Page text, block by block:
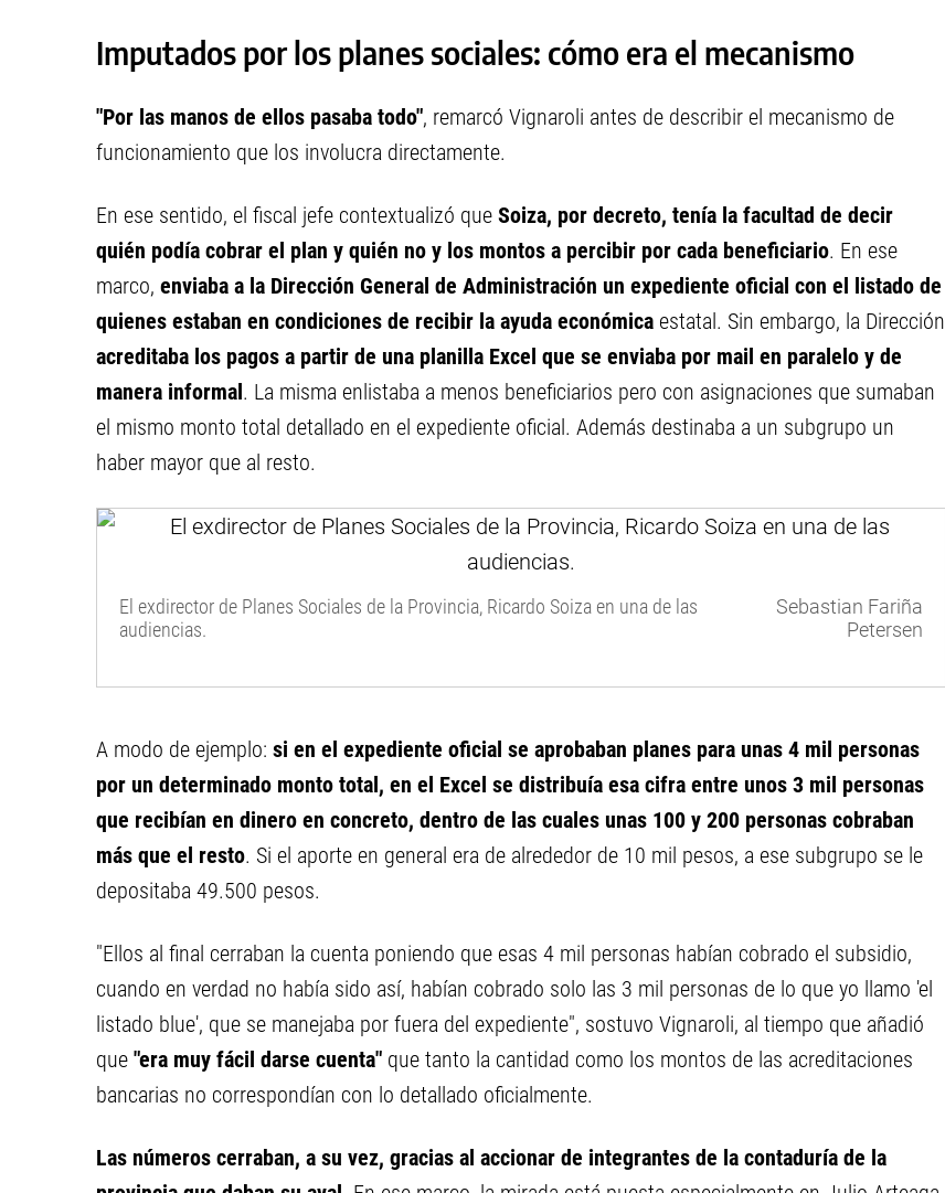
Imputados por los planes sociales: cómo era el mecanismo
"Por las manos de ellos pasaba todo", remarcó Vignaroli antes de describir el mecanismo de
funcionamiento que los involucra directamente.
En ese sentido, el fiscal jefe contextualizó que Soiza, por decreto, tenía la facultad de decir
quién podía cobrar el plan y quién no y los montos a percibir por cada beneficiario. En ese
marco, enviaba a la Dirección General de Administración un expediente oficial con el listado de
quienes estaban en condiciones de recibir la ayuda económica estatal. Sin embargo, la Dirección
acreditaba los pagos a partir de una planilla Excel que se enviaba por mail en paralelo y de
manera informal. La misma enlistaba a menos beneficiarios pero con asignaciones que sumaban
el mismo monto total detallado en el expediente oficial. Además destinaba a un subgrupo un
haber mayor que al resto.
El exdirector de Planes Sociales de la Provincia, Ricardo Soiza en una de las
audiencias.
Sebastian Fariña
Petersen
A modo de ejemplo: si en el expediente oficial se aprobaban planes para unas 4 mil personas
por un determinado monto total, en el Excel se distribuía esa cifra entre unos 3 mil personas
que recibían en dinero en concreto, dentro de las cuales unas 100 y 200 personas cobraban
más que el resto. Si el aporte en general era de alrededor de 10 mil pesos, a ese subgrupo se le
depositaba 49.500 pesos.
"Ellos al final cerraban la cuenta poniendo que esas 4 mil personas habían cobrado el subsidio,
cuando en verdad no había sido así, habían cobrado solo las 3 mil personas de lo que yo llamo 'el
listado blue', que se manejaba por fuera del expediente", sostuvo Vignaroli, al tiempo que añadió
que "era muy fácil darse cuenta" que tanto la cantidad como los montos de las acreditaciones
bancarias no correspondían con lo detallado oficialmente.
Las números cerraban, a su vez, gracias al accionar de integrantes de la contaduría de la